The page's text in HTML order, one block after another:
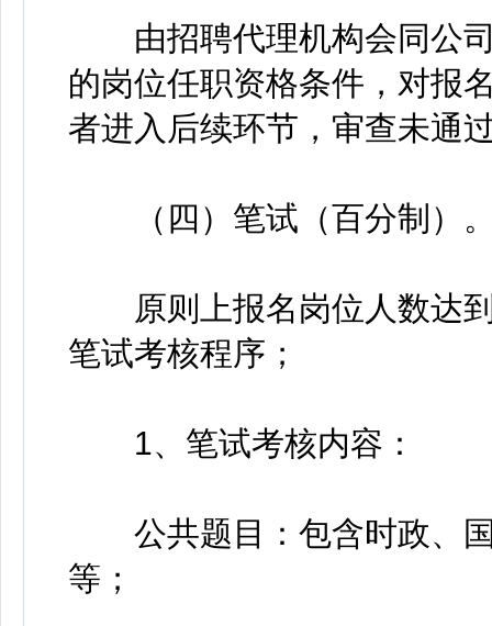
由招聘代理机构会同公司
的岗位任职资格条件，对报
者进入后续环节，审查未通
（四）笔试（百分制）
原则上报名岗位人数达到
笔试考核程序；
1、笔试考核内容：
公共题目：包含时政、国
等；